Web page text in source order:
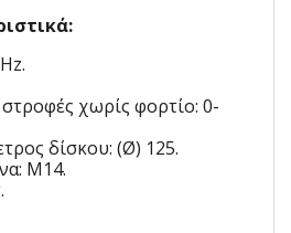
χωρίς φορτίο: 0-
δίσκου: (Ø) 125.
M14.